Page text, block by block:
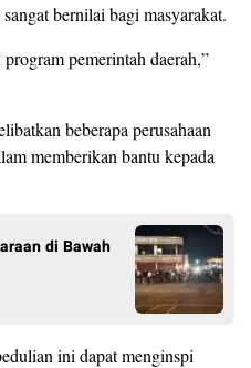
bernilai bagi masyarakat.
pemerintah daerah,”
beberapa perusahaan
memberikan bantu kepada
di Bawah
ini dapat menginspi